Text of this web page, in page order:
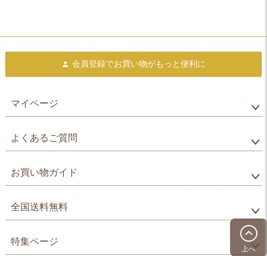
上へ
会員登録でお買い物がもっと便利に
マイページ
よくあるご質問
お買い物ガイド
全国送料無料
特集ページ